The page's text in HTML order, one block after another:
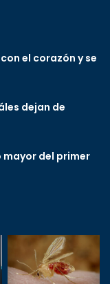
el corazón y se
dejan de
mayor del primer